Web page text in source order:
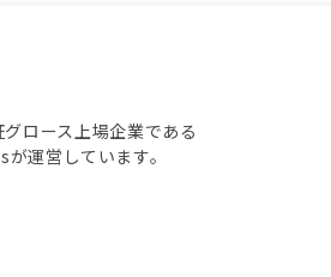
ロース上場企業である
運営しています。